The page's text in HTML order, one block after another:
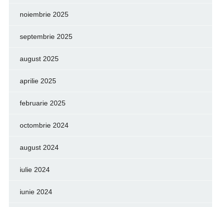
noiembrie 2025
septembrie 2025
august 2025
aprilie 2025
februarie 2025
octombrie 2024
august 2024
iulie 2024
iunie 2024